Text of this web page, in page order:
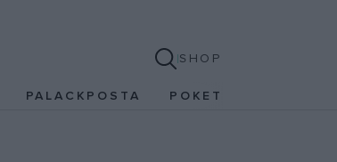
SHOP
PALACKPOSTA POKET